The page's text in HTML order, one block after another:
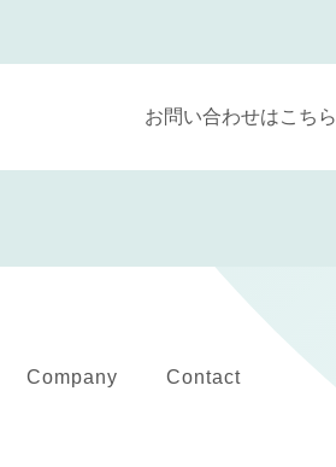
お問い合わせはこちら
Company Contact